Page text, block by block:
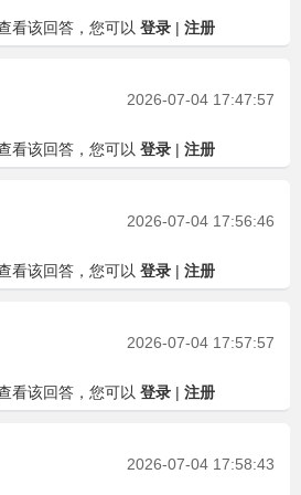
看该回答，您可以 登录 | 注册
2026-07-04 17:47:57
看该回答，您可以 登录 | 注册
2026-07-04 17:56:46
看该回答，您可以 登录 | 注册
2026-07-04 17:57:57
看该回答，您可以 登录 | 注册
2026-07-04 17:58:43